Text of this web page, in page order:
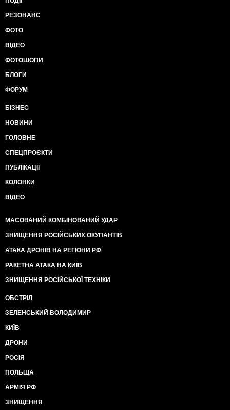
РЕЗОНАНС
ФОТО
ВІДЕО
ФОТОШОПИ
БЛОГИ
ФОРУМ
БІЗНЕС
НОВИНИ
ГОЛОВНЕ
СПЕЦПРОЄКТИ
ПУБЛІКАЦІЇ
КОЛОНКИ
ВІДЕО
МАСОВАНИЙ КОМБІНОВАНИЙ УДАР
ЗНИЩЕННЯ РОСІЙСЬКИХ ОКУПАНТІВ
АТАКА ДРОНІВ НА РЕГІОНИ РФ
РАКЕТНА АТАКА НА КИЇВ
ЗНИЩЕННЯ РОСІЙСЬКОЇ ТЕХНІКИ
ОБСТРІЛ
ЗЕЛЕНСЬКИЙ ВОЛОДИМИР
КИЇВ
ДРОНИ
РОСІЯ
ПОЛЬЩА
АРМІЯ РФ
ЗНИЩЕННЯ